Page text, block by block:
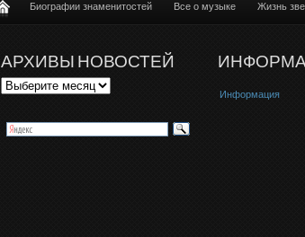
Биографии знаменитостей Все о музыке Жизнь
АРХИВЫ НОВОСТЕЙ
Информация